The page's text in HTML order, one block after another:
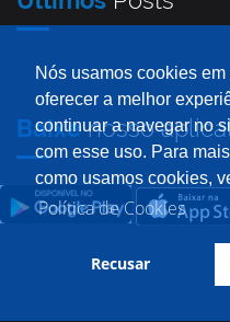
Nós usamos cookies
oferecer a melhor
continuar a navegar no
com esse uso. Para
como usamos cookies,
Política de Cookies
Recusar
Baixenosso